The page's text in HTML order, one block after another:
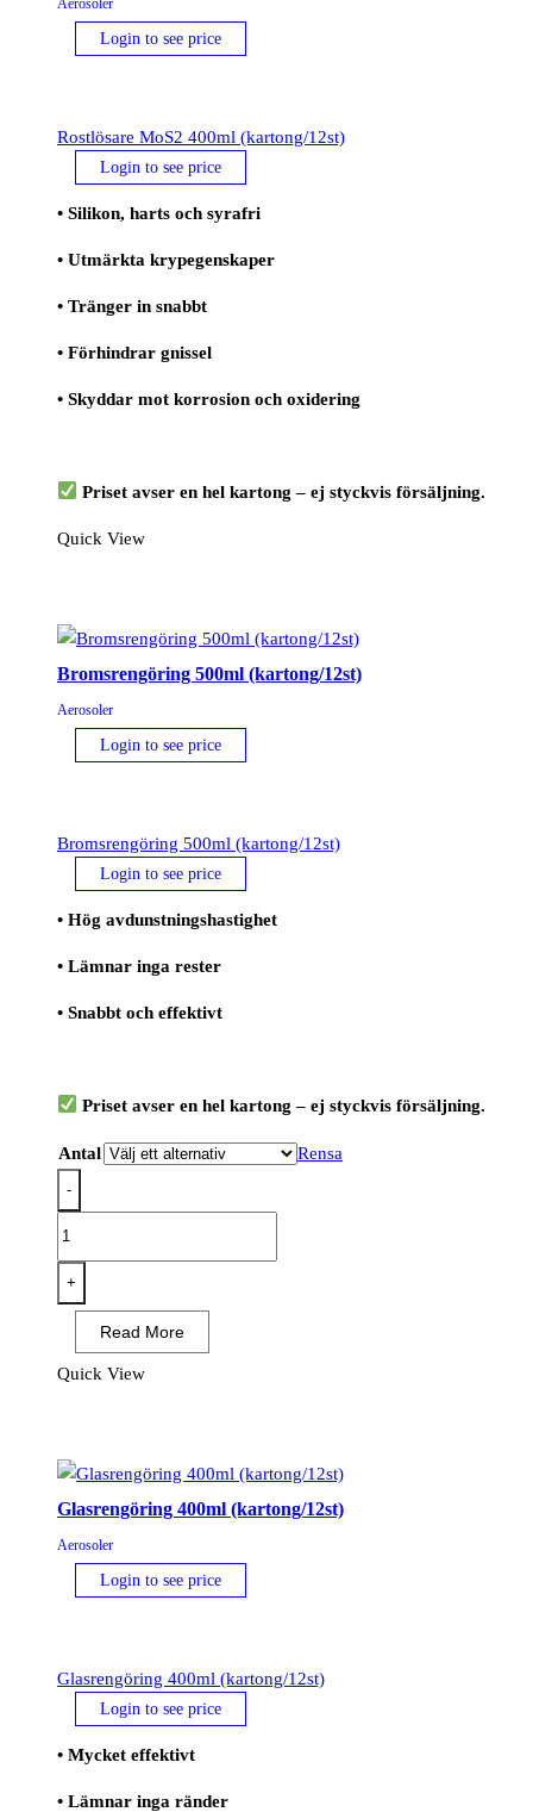
Aerosoler
Login to see price
Rostlösare MoS2 400ml (kartong/12st)
Login to see price
• Silikon, harts och syrafri
• Utmärkta krypegenskaper
• Tränger in snabbt
• Förhindrar gnissel
• Skyddar mot korrosion och oxidering
Priset avser en hel kartong – ej styckvis försäljning.
Quick View
Bromsrengöring 500ml (kartong/12st)
Aerosoler
Login to see price
Bromsrengöring 500ml (kartong/12st)
Login to see price
• Hög avdunstningshastighet
• Lämnar inga rester
• Snabbt och effektivt
Priset avser en hel kartong – ej styckvis försäljning.
Antal Rensa
-
(kartong/12st)
mängd
+
Read More
Quick View
Glasrengöring 400ml (kartong/12st)
Aerosoler
Login to see price
Glasrengöring 400ml (kartong/12st)
Login to see price
• Mycket effektivt
• Lämnar inga ränder